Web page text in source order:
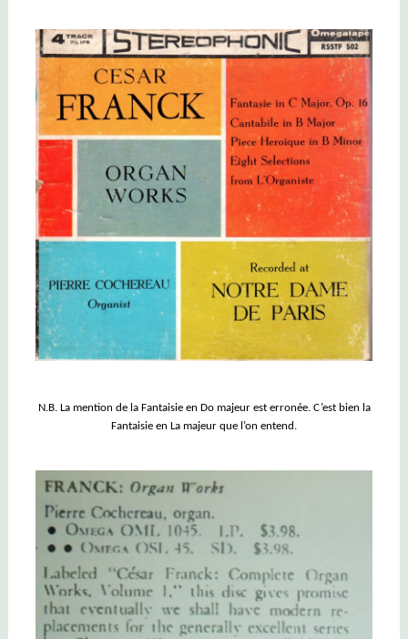
N.B. La mention de la Fantaisie en Do majeur est erronée. C’est bien la
Fantaisie en La majeur que l’on entend.